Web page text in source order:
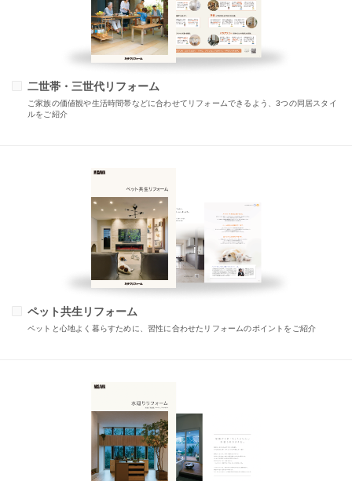
二世帯・三世代リフォーム
ご家族の価値観や生活時間帯などに合わせてリフォームできるよう、3つの同居スタイ
ルをご紹介
ペット共生リフォーム
ペットと心地よく暮らすために、習性に合わせたリフォームのポイントをご紹介